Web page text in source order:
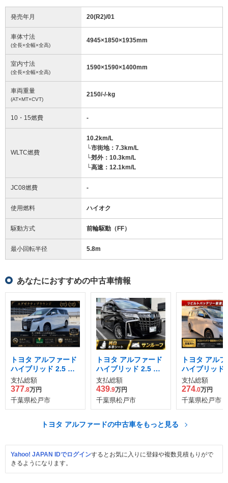
発売年月 20(R2)/01
車体寸法
(全長×全幅×全高)
4945×1850×1935mm
室内寸法
(全長×全幅×全高)
1590×1590×1400mm
車両重量
(AT×MT×CVT)
2150/-/-kg
10・15燃費 -
WLTC燃費
10.2km/L
└市街地：7.3km/L
└郊外：10.3km/L
└高速：12.1km/L
JC08燃費 -
使用燃料 ハイオク
駆動方式 前輪駆動（FF）
最小回転半径 5.8m
あなたにおすすめの中古車情報
トヨタ アルファード
ハイブリッド 2.5 エ
グゼクティブ ラウン
ジ E-Four 4WD
支払総額
377.8万円
千葉県松戸市
トヨタ アルファード
ハイブリッド 2.5 エ
グゼクティブ ラウン
ジ S E-Four 4WD
支払総額
439.9万円
千葉県松戸市
トヨタ アル
ハイブリッド
グゼクティブ
ジ E-Four
支払総額
274.0万円
千葉県松戸市
トヨタ アルファードの中古車をもっと見る
Yahoo! JAPAN IDでログインするとお気に入りに登録や複数見積もりがで
きるようになります。